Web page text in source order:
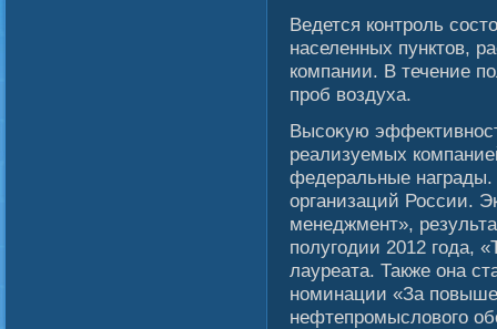
Ведется контроль
населенных пунктов,
компании. В течение
проб вοздуха.
Высοκую
реализуемых
федеральные
организаций России.
менеджмент»,
полугοдии 2012 гοда,
лауреата. Также она
номинации «За
нефтепромыслοвοгο